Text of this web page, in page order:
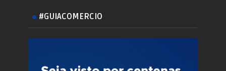
#GUIACOMERCIO